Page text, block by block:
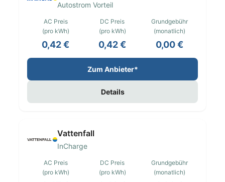
Autostrom Vorteil
AC Preis
(pro kWh)
0,42 €
DC Preis
(pro kWh)
0,42 €
Grundgebühr
(monatlich)
0,00 €
Zum Anbieter*
Details
Vattenfall
InCharge
AC Preis
(pro kWh)
DC Preis
(pro kWh)
Grundgebühr
(monatlich)